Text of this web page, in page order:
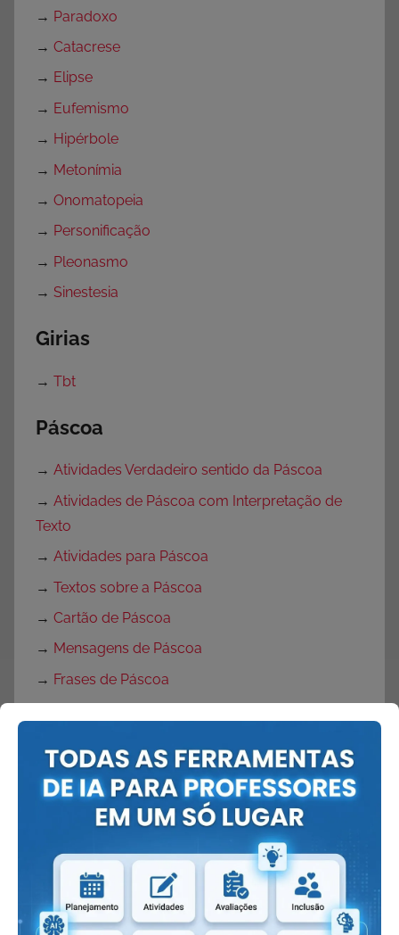
→ Paradoxo
→ Catacrese
→ Elipse
→ Eufemismo
→ Hipérbole
→ Metonímia
→ Onomatopeia
→ Personificação
→ Pleonasmo
→ Sinestesia
Girias
→ Tbt
Páscoa
→ Atividades Verdadeiro sentido da Páscoa
→ Atividades de Páscoa com Interpretação de
Texto
→ Atividades para Páscoa
→ Textos sobre a Páscoa
→ Cartão de Páscoa
→ Mensagens de Páscoa
→ Frases de Páscoa
→Músicas do Coelho da Páscoa
→Símbolos da Páscoa
Brincadeiras de Páscoa
→Dinâmicas de Páscoa
Máscaras de Coelhinho
→Máscaras de Páscoa